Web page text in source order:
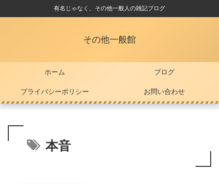
有名じゃなく、その他一般人の雑記ブログ
その他一般館
ホーム ブログ
プライバシーポリシー お問い合わせ
本音